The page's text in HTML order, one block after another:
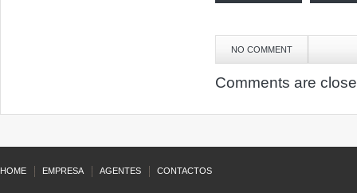
NO COMMENT
Comments are
HOME EMPRESA AGENTES CONTACTOS